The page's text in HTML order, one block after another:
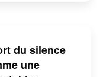
du silence
une